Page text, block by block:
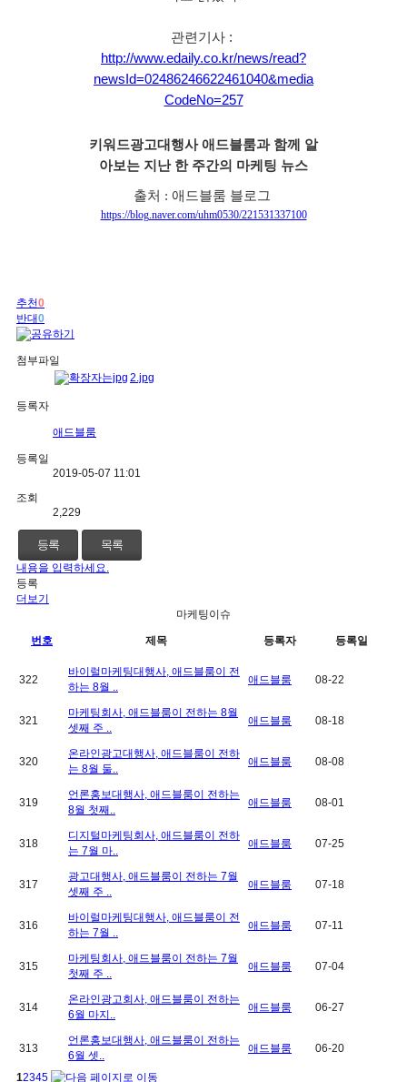
http://www.edaily.co.kr/news/read?
newsId=02486246622461040&media
CodeNo=257
키워드광고대행사 애드블룸과 함께 알
아보는 지난 한 주간의 마케팅 뉴스
https://blog.naver.com/uhm0530/221531337100
추천0
반대0
첨부파일
2.jpg
등록자
애드블룸
등록일
2019-05-07 11:01
조회
2,229
등록 목록
내용을 입력하세요.
등록
더보기
마케팅이슈
번호 제목 등록자 등록일
322
바이럴마케팅대행사, 애드블룸이 전
하는 8월 ..
애드블룸 08-22
321
마케팅회사, 애드블룸이 전하는 8월
셋째 주 ..
애드블룸 08-18
320
온라인광고대행사, 애드블룸이 전하
는 8월 둘..
애드블룸 08-08
319
언론홍보대행사, 애드블룸이 전하는
8월 첫째..
애드블룸 08-01
318
디지털마케팅회사, 애드블룸이 전하
는 7월 마..
애드블룸 07-25
317
광고대행사, 애드블룸이 전하는 7월
셋째 주 ..
애드블룸 07-18
316
바이럴마케팅대행사, 애드블룸이 전
하는 7월 ..
애드블룸 07-11
315
마케팅회사, 애드블룸이 전하는 7월
첫째 주 ..
애드블룸 07-04
314
온라인광고회사, 애드블룸이 전하는
6월 마지..
애드블룸 06-27
313
언론홍보대행사, 애드블룸이 전하는
6월 셋..
애드블룸 06-20
12345